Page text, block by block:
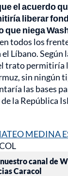
el acuerdo
liberar
que niega
todos los
Líbano.
trato permitiría
sin ningún
las bases
la República
MEDINA
canal de
Caracol